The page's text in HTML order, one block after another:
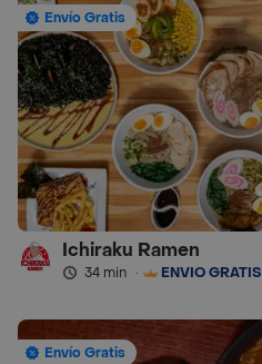
Envío Gratis
Ichiraku Ramen
34 min · ENVÍO GRATIS
Envío Gratis